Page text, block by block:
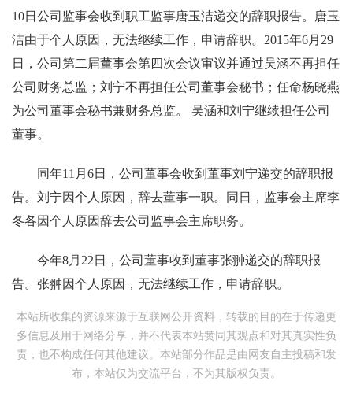
10日公司监事会收到职工监事唐玉洁递交的辞职报告。唐玉
洁由于个人原因，无法继续工作，申请辞职。2015年6月29
日，公司第二届董事会第四次会议审议并通过吴涵不再担任
公司财务总监；刘宁不再担任公司董事会秘书；任命杨晓燕
为公司董事会秘书兼财务总监。 吴涵和刘宁继续担任公司
董事。
同年11月6日，公司董事会收到董事刘宁递交的辞职报
告。刘宁因个人原因，辞去董事一职。同日，监事会主席李
冬各因个人原因辞去公司监事会主席职务。
今年8月22日，公司董事收到董事张翀递交的辞职报
告。张翀因个人原因，无法继续工作，申请辞职。
本站所收集的资源来源于互联网公开资料，转载的目的在于传递更
多信息及用于网络分享，并不代表本站赞同其观点和对其真实性负
责，也不构成任何其他建议。本站部分作品是由网友自主投稿和发
布，本站仅为交流平台，不为其版权负责。